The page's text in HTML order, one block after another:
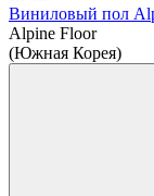
Виниловый пол
Alpine Floor
(Южная Корея)